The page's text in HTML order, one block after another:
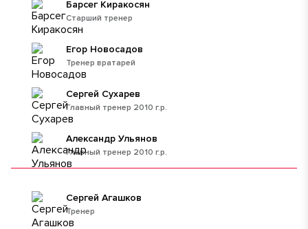
Старший тренер
Барсег Киракосян
Тренер вратарей
Егор Новосадов
Главный тренер 2010 г.р.
Сергей Сухарев
Главный тренер 2010 г.р.
Александр Ульянов
Тренер
Сергей Агашков